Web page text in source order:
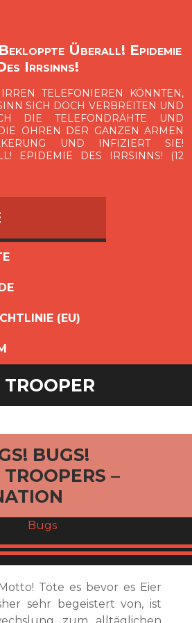
Überall! Epidemie
Irrsinns!
TELEFONIEREN KÖNNTEN,
SICH DOCH VERBREITEN UND
DIE TELEFONDRÄHTE UND
OHREN DER GANZEN ARMEN
UND INFIZIERT SIE!
EPIDEMIE DES IRRSINNS! (12
MENÜ
(EU)
BUGS!
–
Töte es bevor es Eier
sehr begeistert von, ist